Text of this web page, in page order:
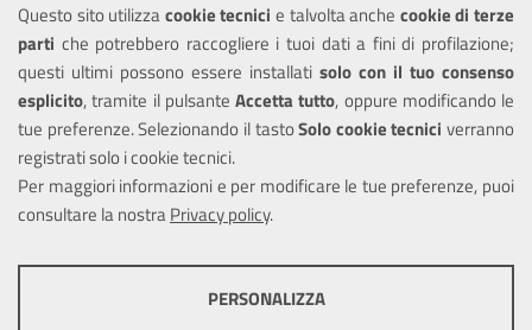
Questo sito utilizzacookie tecnicie talvolta anche cookie di terze
parti che potrebbero raccogliere i tuoi dati a fini di profilazione;
questi ultimi possono essere installati solo con il tuo consenso
esplicito, tramite il pulsante Accetta tutto, oppure modificando le
tue preferenze. Selezionando il tastoSolo cookie tecnici verranno
registrati solo i cookie tecnici.
Per maggiori informazioni e per modificare le tue preferenze, puoi
consultare la nostraPrivacy policy.
PERSONALIZZA
Amministrazione trasparente
Informativa privacy
Note legali
Piano di miglioramento del sito
Dichiarazione di accessibilità